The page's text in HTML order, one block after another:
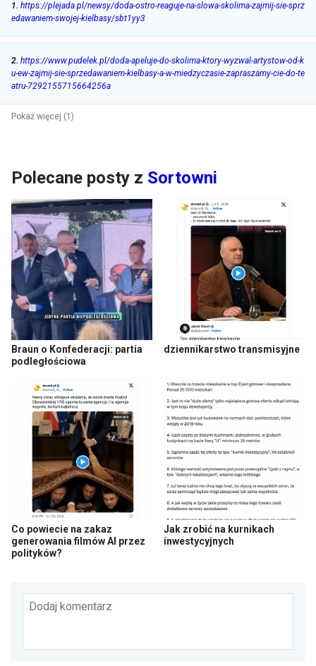
1. https://plejada.pl/newsy/doda-ostro-reaguje-na-slowa-skolima-zajmij-sie-sprz
edawaniem-swojej-kielbasy/sbt1yy3
2. https://www.pudelek.pl/doda-apeluje-do-skolima-ktory-wyzwal-artystow-od-k
u-ew-zajmij-sie-sprzedawaniem-kielbasy-a-w-miedzyczasie-zapraszamy-cie-do-te
atru-7292155715664256a
Pokaż więcej (1)
Polecane posty z Sortowni
Braun o Konfederacji: partia
podległościowa
dziennikarstwo transmisyjne
Co powiecie na zakaz
generowania filmów AI przez
polityków?
Jak zrobić na kurnikach
inwestycyjnych
Dodaj komentarz